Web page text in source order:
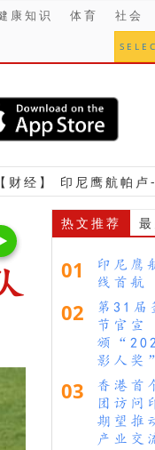
康知识 体育 社会
帕卢-广州航线首航
热文推荐
01
印尼鹰
线首航
02
第31届
节官宣
颁
影人
03
香港首
团访问
期望推
产业交